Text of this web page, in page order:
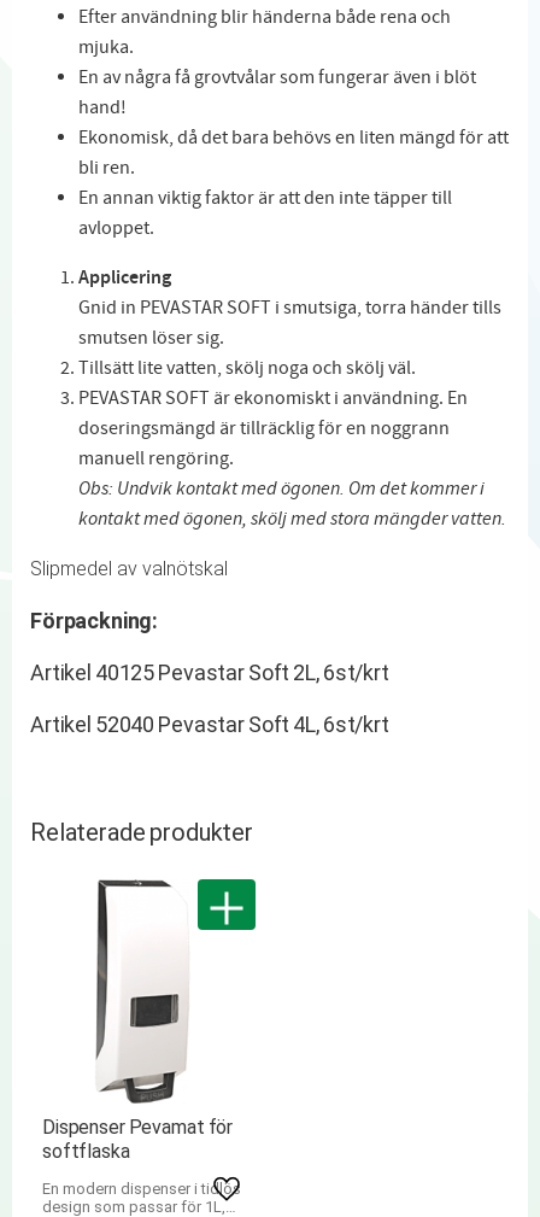
Efter användning blir händerna både rena och
mjuka.
En av några få grovtvålar som fungerar även i blöt
hand!
Ekonomisk, då det bara behövs en liten mängd för att
bli ren.
En annan viktig faktor är att den inte täpper till
avloppet.
Applicering
Gnid in PEVASTAR SOFT i smutsiga, torra händer tills
smutsen löser sig.
Tillsätt lite vatten, skölj noga och skölj väl.
PEVASTAR SOFT är ekonomiskt i användning. En
doseringsmängd är tillräcklig för en noggrann
manuell rengöring.
Obs: Undvik kontakt med ögonen. Om det kommer i
kontakt med ögonen, skölj med stora mängder vatten.
Slipmedel av valnötskal
Förpackning:
Artikel 40125 Pevastar Soft 2L, 6st/krt
Artikel 52040 Pevastar Soft 4L, 6st/krt
Relaterade produkter
Dispenser Pevamat för
softflaska
En modern dispenser i tidlös
design som passar för 1L, Lägg till i favoriter